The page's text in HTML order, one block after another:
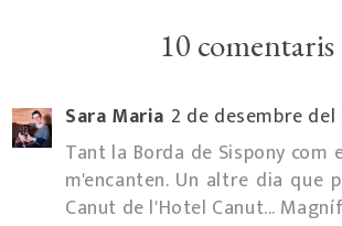
10 comentaris
Sara Maria 2 de desembre del
Tant la Borda de Sispony com
m'encanten. Un altre dia que
Canut de l'Hotel Canut...